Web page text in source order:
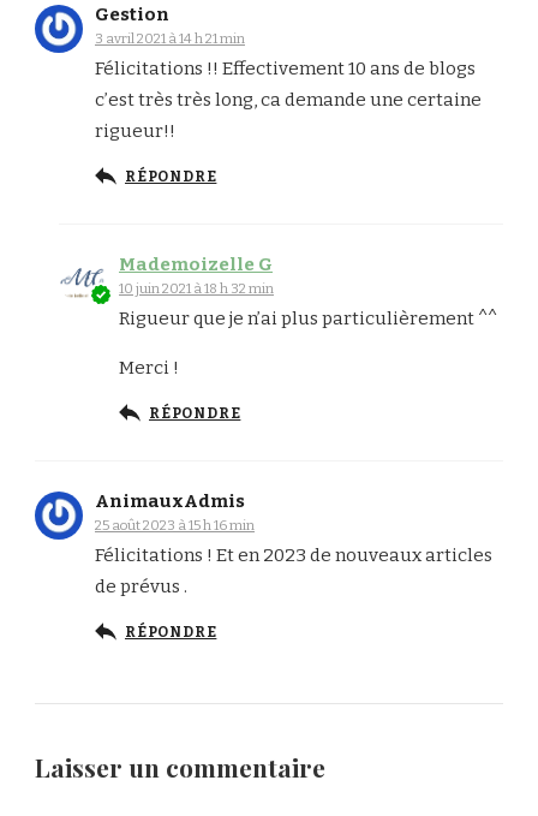
Gestion
3 avril 2021 à 14 h 21 min
Félicitations !! Effectivement 10 ans de blogs
c’est très très long, ca demande une certaine
rigueur!!
RÉPONDRE
Mademoizelle G
10 juin 2021 à 18 h 32 min
Rigueur que je n’ai plus particulièrement ^^
Merci !
RÉPONDRE
AnimauxAdmis
25 août 2023 à 15 h 16 min
Félicitations ! Et en 2023 de nouveaux articles
de prévus .
RÉPONDRE
Laisser un commentaire